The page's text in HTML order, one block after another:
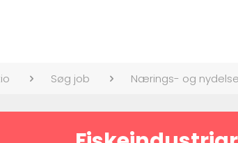
Søg job Nærings- og